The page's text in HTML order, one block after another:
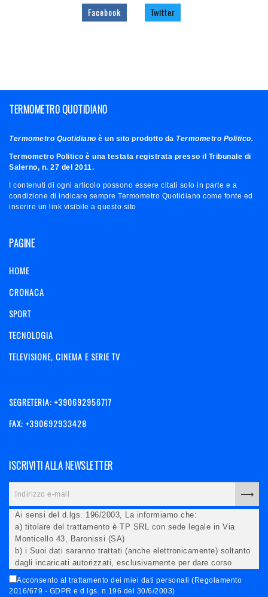
Facebook Twitter
TERMOMETRO QUOTIDIANO
Termometro Quotidiano è un sito prodotto da Termometro Politico.
Termometro Politico è una testata registrata presso il Tribunale di
Salerno, n. 27 del 2011.
I contenuti di ogni articolo possono essere citati solo in parte e a
condizione di indicare sempre Termometro Quotidiano come fonte ed
inserire un link visibile a questo sito
PAGINE
HOME
CRONACA
SPORT
TECNOLOGIA
TELEVISIONE, CINEMA E SERIE TV
SEGRETERIA: +390692956717
FAX: +390692933428
ISCRIVITI ALLA NEWSLETTER
Ai sensi del d.lgs. 196/2003, La informiamo che:
a) titolare del trattamento è TP SRL con sede legale in Via
Monticello 43, Baronissi (SA)
b) i Suoi dati saranno trattati (anche elettronicamente) soltanto
dagli incaricati autorizzati, esclusivamente per dare corso
all'invio della newsletter e per l'invio (anche via email) di
informazioni relative alle iniziative del Titolare;
Acconsento al trattamento dei miei dati personali (Regolamento
2016/679 - GDPR e d.lgs. n.196 del 30/6/2003)